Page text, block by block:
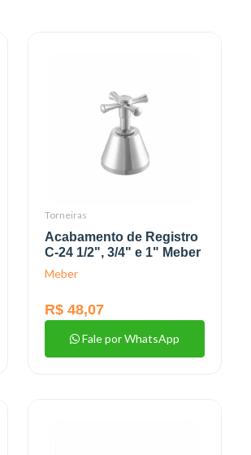
Torneiras
Acabamento de Registro
C-24 1/2", 3/4" e 1" Meber
Meber
R$ 48,07
Fale por WhatsApp